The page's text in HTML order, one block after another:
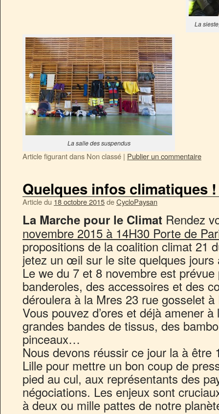
La
La salle des suspendus
Article figurant dans Non classé | Publier un commentaire
Quelques infos climatiques !
Article du 18 octobre 2015deCycloPaysan
La Marche pour le Climat Rendez
novembre 2015 à 14H30 Porte de
propositions de la coalition climat 21
jetez un œil sur le site quelques jours
Le we du 7 et 8 novembre est
banderoles, des accessoires et des
déroulera à la Mres 23 rue gosselet à
Vous pouvez d’ores et déjà amener
grandes bandes de tissus, des
pinceaux…
Nous devons réussir ce jour la à être
Lille pour mettre un bon coup de
pied au cul, aux représentants des
négociations. Les enjeux sont
à deux ou mille pattes de notre